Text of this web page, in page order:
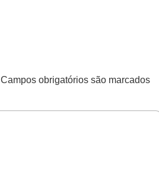
Campos obrigatórios são marcados